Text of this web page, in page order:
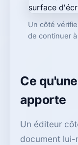
Un côté
de continuer
Ce
apporte
Un éditeur
document lui-